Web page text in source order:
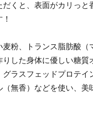
くと、表面がカリっと
粉、トランス脂肪酸（
した身体に優しい糖質
ラスフェッドプロテイ
無香）などを使い、美